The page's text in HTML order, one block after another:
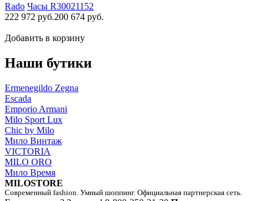
Rado Часы R30021152
222 972 руб.200 674 руб.
Добавить в корзину
Наши бутики
Ermenegildo Zegna
Escada
Emporio Armani
Milo Sport Lux
Chic by Milo
Мило Винтаж
VICTORIA
MILO ORO
Мило Время
MILOSTORE
Современный fashion. Умный шоппинг. Официальная партнерская сеть.